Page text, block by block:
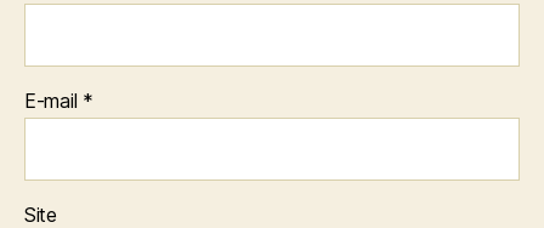
E-mail *
Site